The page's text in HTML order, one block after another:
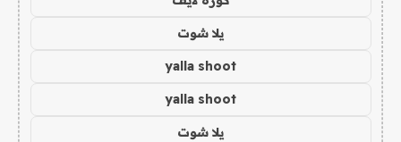
يلا شوت
yalla shoot
yalla shoot
يلا شوت